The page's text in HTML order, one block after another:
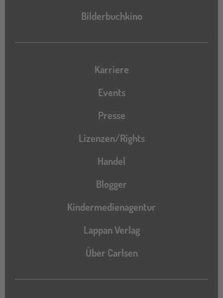
Bilderbuchkino
Karriere
Events
Presse
Lizenzen/Rights
Handel
Blogger
Kindermedienagentur
Lappan Verlag
Über Carlsen